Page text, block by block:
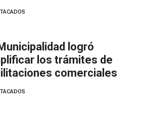
logró
los trámites de
comerciales